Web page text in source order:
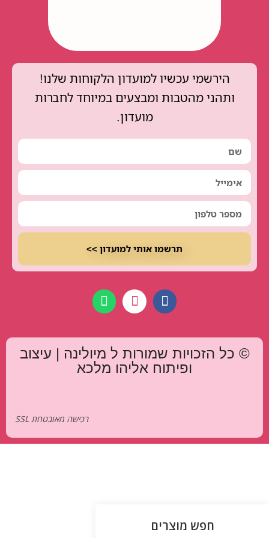
הירשמי עכשיו למועדון הלקוחות שלנו!
ותהני מהטבות ומבצעים במיוחד לחברות
מועדון.
תרשמו אותי למועדון >>
© כל הזכויות שמורות ל מיולינה | עיצוב
ופיתוח אליהו מלכא
רכישה מאובטחת SSL